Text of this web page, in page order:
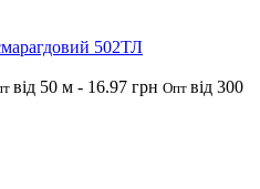
502ТЛ
від 50 м - 16.97 грн Опт від 300